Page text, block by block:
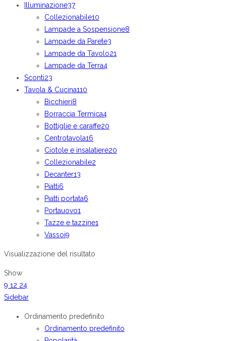
Illuminazione37
Collezionabile10
Lampade a Sospensione8
Lampade da Parete3
Lampade da Tavolo21
Lampade da Terra4
Sconti23
Tavola & Cucina110
Bicchieri8
Borraccia Termica4
Bottiglie e caraffe20
Centrotavola16
Ciotole e insalatiere20
Collezionabile2
Decanter13
Piatti6
Piatti portata6
Portauovo1
Tazze e tazzine1
Vassoi9
Visualizzazione del risultato
Show
9 12 24
Sidebar
Ordinamento predefinito
Ordinamento predefinito